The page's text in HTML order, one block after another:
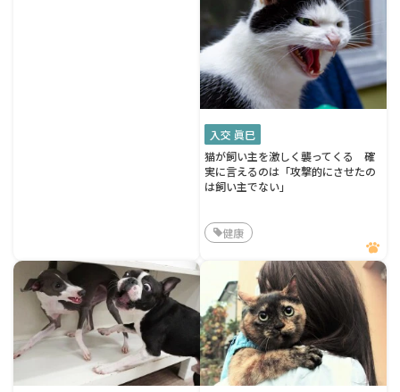
入交 眞巳
猫が飼い主を激しく襲ってくる 確
実に言えるのは「攻撃的にさせたの
は飼い主でない」
健康